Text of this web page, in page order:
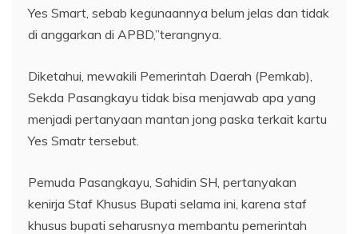
Yes Smart, sebab kegunaannya belum jelas dan tidak
di anggarkan di APBD,”terangnya.
Diketahui, mewakili Pemerintah Daerah (Pemkab),
Sekda Pasangkayu tidak bisa menjawab apa yang
menjadi pertanyaan mantan jong paska terkait kartu
Yes Smatr tersebut.
Pemuda Pasangkayu, Sahidin SH, pertanyakan
kenirja Staf Khusus Bupati selama ini, karena staf
khusus bupati seharusnya membantu pemerintah